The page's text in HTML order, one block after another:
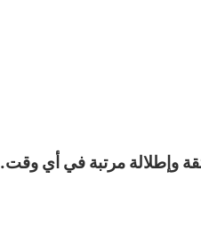
وإطلالة مرتبة في أي وقت.